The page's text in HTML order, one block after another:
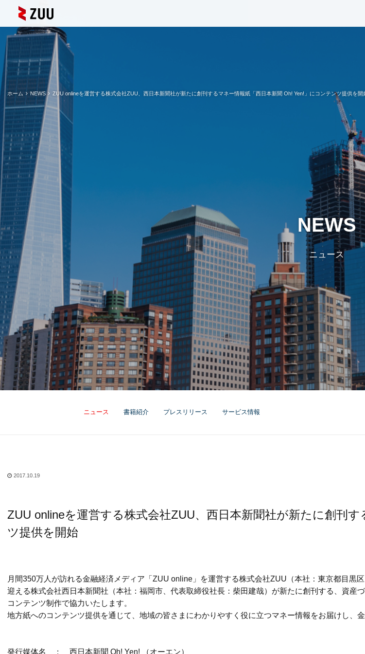
ホーム NEWS ZUU onlineを運営する株式会社ZUU、西日本新聞社が新たに創刊するマネー情報紙「西日本新聞 Oh! Yen!」にコンテンツ提供を開
NEWS
ニュース
ニュース 書籍紹介 プレスリリース サービス情報
2017.10.19
ZUU onlineを運営する株式会社ZUU、西日本新聞社が新たに創刊
ツ提供を開始
月間350万人が訪れる金融経済メディア「ZUU online」を運営する株式会社ZUU（本社：東京都目黒
迎える株式会社西日本新聞社（本社：福岡市、代表取締役社長：柴田建哉）が新たに創刊する、資産
コンテンツ制作で協力いたします。
地方紙へのコンテンツ提供を通じて、地域の皆さまにわかりやすく役に立つマネー情報をお届けし、
発行媒体名 ： 西日本新聞 Oh! Yen! （オーエン）